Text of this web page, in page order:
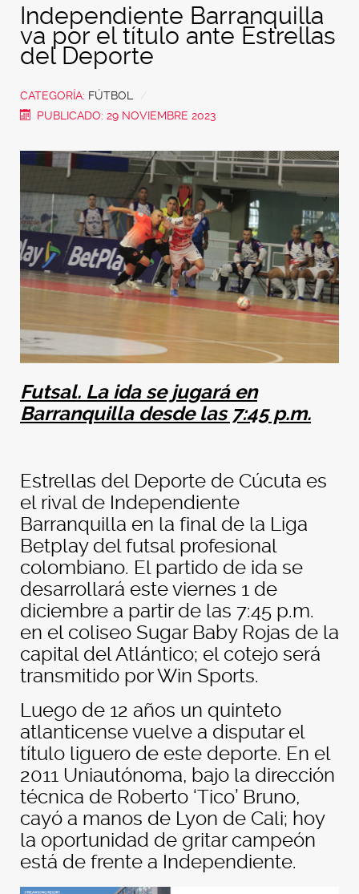
Independiente Barranquilla
va por el título ante Estrellas
del Deporte
CATEGORÍA: FÚTBOL
PUBLICADO: 29 NOVIEMBRE 2023
Futsal. La ida se jugará en
Barranquilla desde las 7:45 p.m.
Estrellas del Deporte de Cúcuta es
el rival de Independiente
Barranquilla en la final de la Liga
Betplay del futsal profesional
colombiano. El partido de ida se
desarrollará este viernes 1 de
diciembre a partir de las 7:45 p.m.
en el coliseo Sugar Baby Rojas de la
capital del Atlántico; el cotejo será
transmitido por Win Sports.
Luego de 12 años un quinteto
atlanticense vuelve a disputar el
título liguero de este deporte. En el
2011 Uniautónoma, bajo la dirección
técnica de Roberto ‘Tico’ Bruno,
cayó a manos de Lyon de Cali; hoy
la oportunidad de gritar campeón
está de frente a Independiente.